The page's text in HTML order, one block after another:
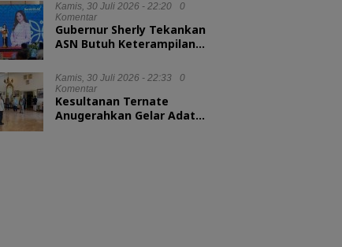
Kamis, 30 Juli 2026 - 22:20
0
Komentar
Gubernur Sherly Tekankan
ASN Butuh Keterampilan
Kamis, 30 Juli 2026 - 22:33
0
Komentar
Kesultanan Ternate
Anugerahkan Gelar Adat